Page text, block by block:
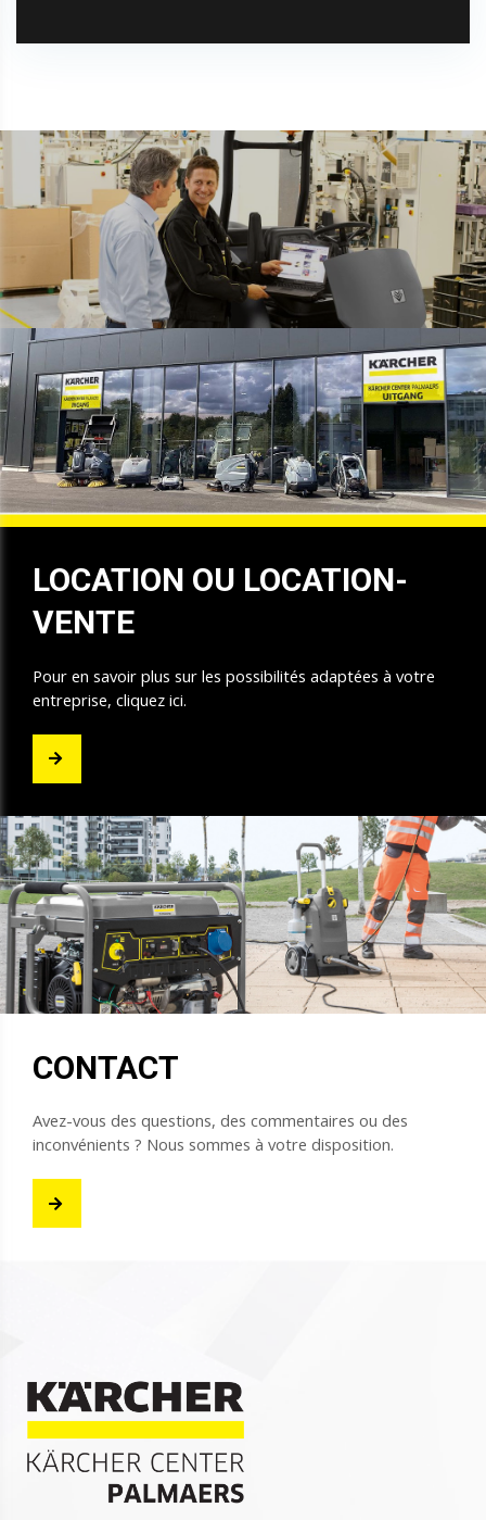
LOCATION OU LOCATION-
VENTE
Pour en savoir plus sur les possibilités adaptées à votre
entreprise, cliquez ici.
CONTACT
Avez-vous des questions, des commentaires ou des
inconvénients ? Nous sommes à votre disposition.